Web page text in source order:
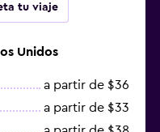
tu viaje
Unidos
a partir de $36
a partir de $33